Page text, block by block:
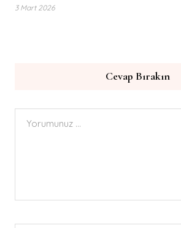
3 Mart 2026
Cevap Bırakın